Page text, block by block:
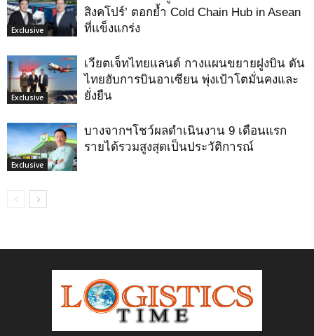
Exclusive
สิงคโปร์’ ตอกย้ำ Cold Chain Hub in Asean
ที่แข็งแกร่ง
Exclusive
เวียตเจ็ทไทยแลนด์ กางแผนขยายฝูงบิน ดัน
ไทยฮับการบินอาเซียน พุ่งเป้าโตมั่นคงและ
ยั่งยืน
Exclusive
บางจากฯโชว์ผลดำเนินงาน 9 เดือนแรก
รายได้รวมสูงสุดเป็นประวัติการณ์